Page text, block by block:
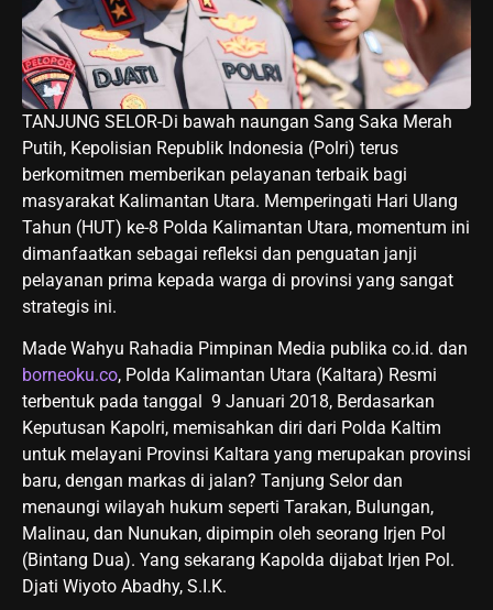
TANJUNG SELOR-Di bawah naungan Sang Saka Merah
Putih, Kepolisian Republik Indonesia (Polri) terus
berkomitmen memberikan pelayanan terbaik bagi
masyarakat Kalimantan Utara. Memperingati Hari Ulang
Tahun (HUT) ke-8 Polda Kalimantan Utara, momentum ini
dimanfaatkan sebagai refleksi dan penguatan janji
pelayanan prima kepada warga di provinsi yang sangat
strategis ini.
Made Wahyu Rahadia Pimpinan Media publika co.id. dan
borneoku.co, Polda Kalimantan Utara (Kaltara) Resmi
terbentuk pada tanggal 9 Januari 2018, Berdasarkan
Keputusan Kapolri, memisahkan diri dari Polda Kaltim
untuk melayani Provinsi Kaltara yang merupakan provinsi
baru, dengan markas di jalan? Tanjung Selor dan
menaungi wilayah hukum seperti Tarakan, Bulungan,
Malinau, dan Nunukan, dipimpin oleh seorang Irjen Pol
(Bintang Dua). Yang sekarang Kapolda dijabat Irjen Pol.
Djati Wiyoto Abadhy, S.I.K.